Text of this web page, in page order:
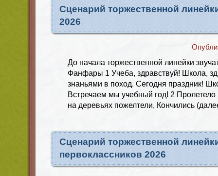
Сценарий торжественной
2026
До начала торжественной линейки
Фанфары 1 Учеба, здравствуй! Школа,
знаньями в поход. Сегодня праздник!
Встречаем мы учебный год! 2 Пролетело
на деревьях пожелтели, Кончились
Сценарий торжественной
первоклассников 2026